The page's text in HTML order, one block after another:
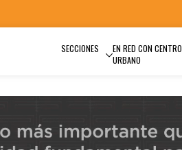
SECCIONES
EN RED CON CENTRO
URBANO